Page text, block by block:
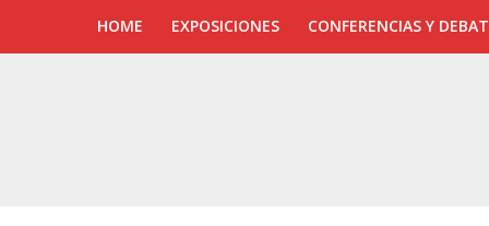
HOME EXPOSICIONES CONFERENCIAS Y